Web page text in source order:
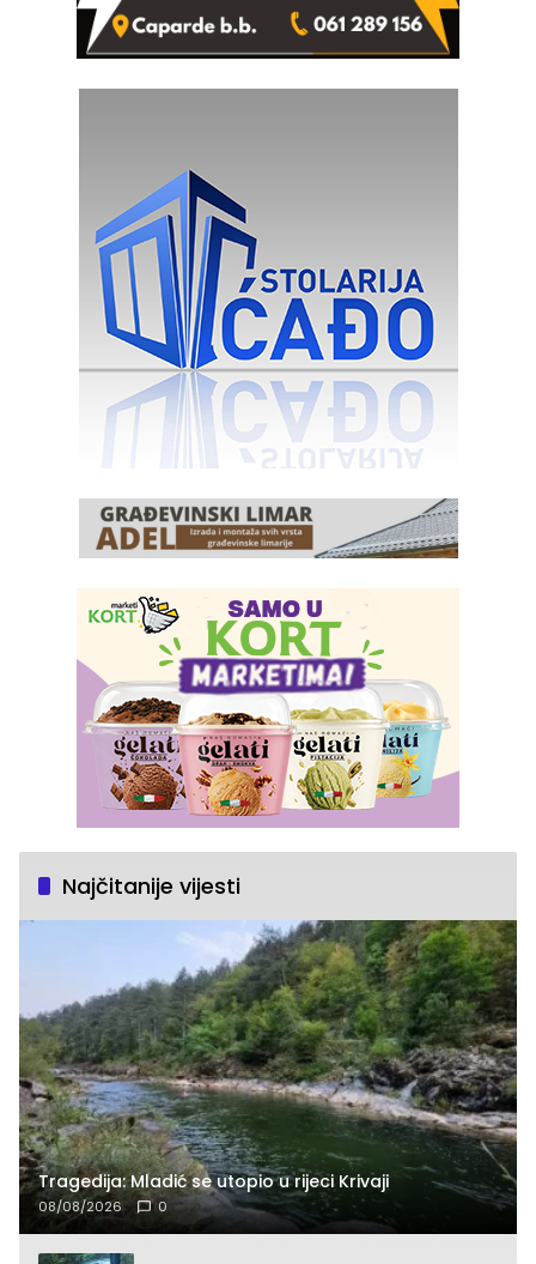
Najčitanije vijesti
Tragedija: Mladić se utopio u rijeci Krivaji
08/08/2026 0